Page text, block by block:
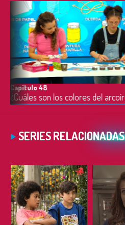
Capítulo 48
SERIES RELACIONADAS